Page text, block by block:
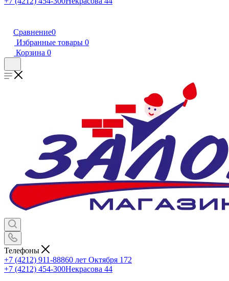
Сравнение0
Избранные товары 0
Корзина 0
Телефоны
+7 (4212) 911-88860 лет Октября 172
+7 (4212) 454-300Некрасова 44